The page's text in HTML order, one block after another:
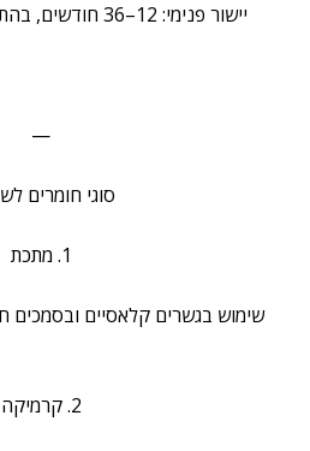
יישור פנימי: 12–36 חודשים, בהתאם למורכבות המקרה.
—
סוגי חומרים
1. מתכת
שימוש בגשרים קלאסיים ובסמכים
2. קרמיקה